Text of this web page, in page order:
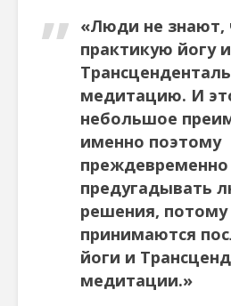
«Люди не знают,
практикую йогу и
медитацию. И
небольшое
именно поэтому
преждевременно
предугадывать
решения, потому
принимаются
йоги и
медитации.»